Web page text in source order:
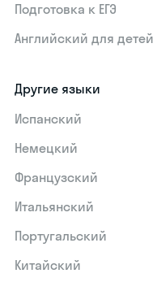
Подготовка к ЕГЭ
Английский для детей
Другие языки
Испанский
Немецкий
Французский
Итальянский
Португальский
Китайский